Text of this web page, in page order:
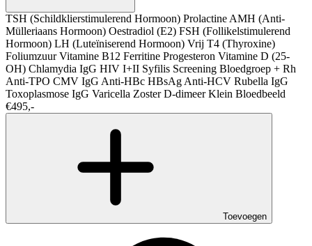
TSH (Schildklierstimulerend Hormoon) Prolactine AMH (Anti-
Mülleriaans Hormoon) Oestradiol (E2) FSH (Follikelstimulerend
Hormoon) LH (Luteïniserend Hormoon) Vrij T4 (Thyroxine)
FoliumzuurVitamine B12 Ferritine Progesteron Vitamine D (25-
OH) Chlamydia IgG HIV I+II Syfilis Screening Bloedgroep + Rh
Anti-TPO CMV IgG Anti-HBc HBsAg Anti-HCV Rubella IgG
Toxoplasmose IgG Varicella ZosterD-dimeerKlein Bloedbeeld
€495,-
Toevoegen